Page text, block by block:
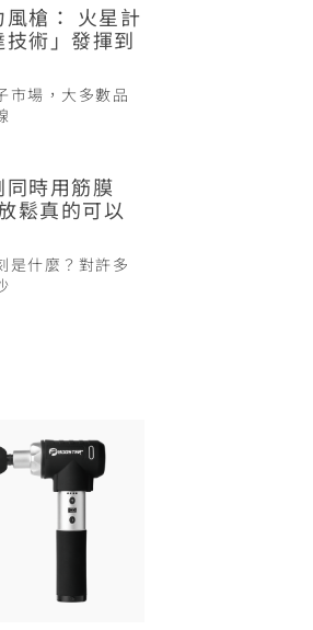
槍： 火星計
術」發揮到
市場，大多數品
時用筋膜
鬆真的可以
是什麼？對許多